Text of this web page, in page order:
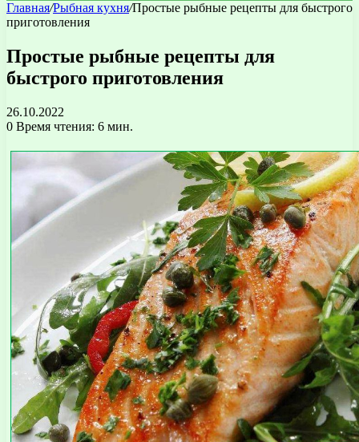
Главная/Рыбная кухня/Простые рыбные рецепты для быстрого
приготовления
Простые рыбные рецепты для
быстрого приготовления
26.10.2022
0 Время чтения: 6 мин.